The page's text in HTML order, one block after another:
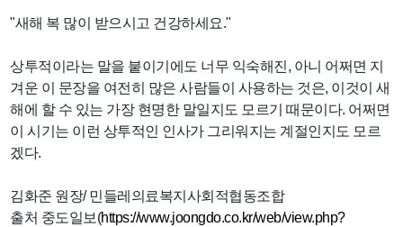
"새해 복 많이 받으시고 건강하세요."
상투적이라는 말을 붙이기에도 너무 익숙해진, 아니 어쩌면 지
겨운 이 문장을 여전히 많은 사람들이 사용하는 것은, 이것이 새
해에 할 수 있는 가장 현명한 말일지도 모르기 때문이다. 어쩌면
이 시기는 이런 상투적인 인사가 그리워지는 계절인지도 모르
겠다.
김화준 원장/ 민들레의료복지사회적협동조합
출처 중도일보(https://www.joongdo.co.kr/web/view.php?